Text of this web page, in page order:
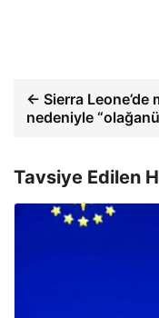
← Sierra Leone’de
nedeniyle
Tavsiye Edilen